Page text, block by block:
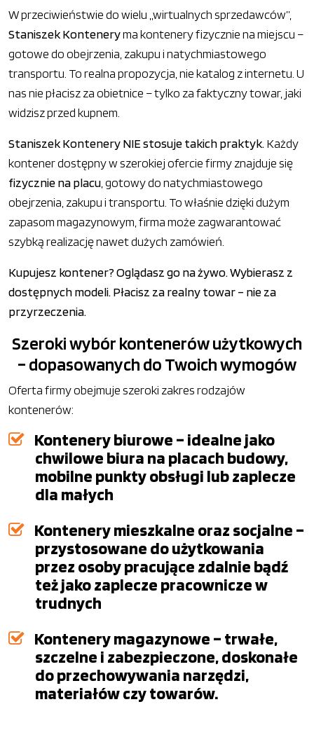
W przeciwieństwie do wielu „wirtualnych sprzedawców”,
Staniszek Konteneryma kontenery fizycznie na miejscu –
gotowe do obejrzenia, zakupu i natychmiastowego
transportu. To realna propozycja, nie katalog z internetu. U
nas nie płacisz za obietnice – tylko za faktyczny towar, jaki
widzisz przed kupnem.
Staniszek Kontenery NIE stosuje takich praktyk. Każdy
kontener dostępny w szerokiej ofercie firmy znajduje się
fizycznie na placu , gotowy do natychmiastowego
obejrzenia, zakupu i transportu. To właśnie dzięki dużym
zapasom magazynowym, firma może zagwarantować
szybką realizację nawet dużych zamówień.
Kupujesz kontener? Oglądasz go na żywo. Wybierasz z
dostępnych modeli. Płacisz za realny towar – nie za
przyrzeczenia.
Szeroki wybór kontenerów użytkowych
– dopasowanych do Twoich wymogów
Oferta firmy obejmuje szeroki zakres rodzajów
kontenerów:
Kontenery biurowe – idealne jako
chwilowe biura na placach budowy,
mobilne punkty obsługi lub zaplecze
dla małych
Kontenery mieszkalne oraz socjalne –
przystosowane do użytkowania
przez osoby pracujące zdalnie bądź
też jako zaplecze pracownicze w
trudnych
Kontenery magazynowe – trwałe,
szczelne i zabezpieczone, doskonałe
do przechowywania narzędzi,
materiałów czy towarów.